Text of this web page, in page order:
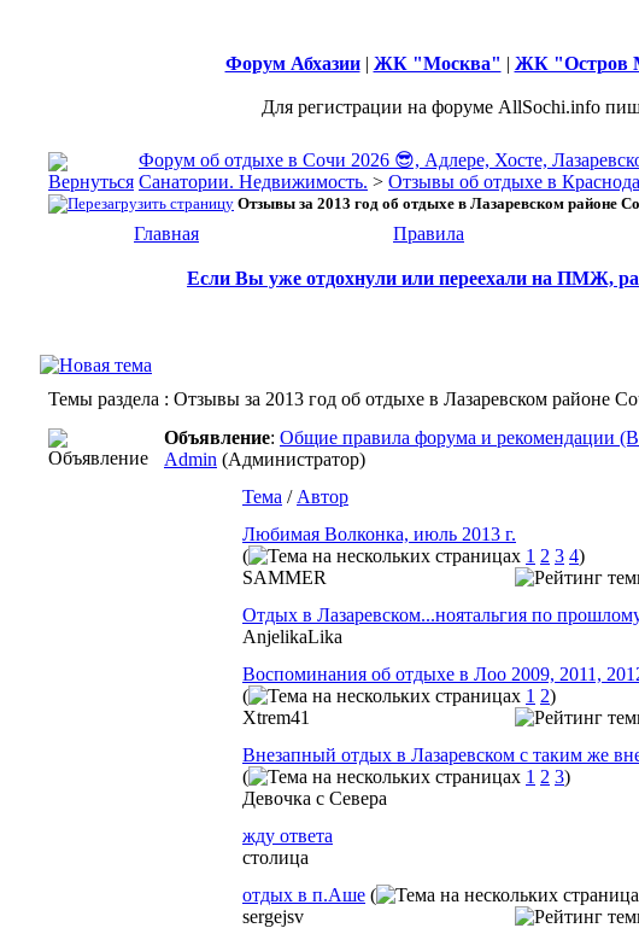
Форум Абхазии| ЖК "Москва" | ЖК "Остров
Для регистрации на форуме AllSochi.info
Форум об отдыхе в Сочи 2026 😎, Адлере, Хосте,
Санатории. Недвижимость. > Отзывы об отдыхе в
Отзывы за 2013 год об отдыхе в Лазаревском районе
Главная
Правила
Если Вы уже отдохнули или переехали на ПМЖ,
Темы раздела : Отзывы за 2013 год об отдыхе в Лазаревском районе
Объявление: Общие правила форума и рекомендации
Admin (Администратор)
Тема / Автор
Любимая Волконка, июль 2013 г.
(
1 2 3 4)
SAMMER
Отдых в Лазаревском...ноятальгия по
AnjelikaLika
Воспоминания об отдыхе в Лоо 2009, 2011,
(
1 2)
Xtrem41
Внезапный отдых в Лазаревском с таким же
(
1 2 3)
Девочка с Севера
жду ответа
столица
отдых в п.Аше (
sergejsv